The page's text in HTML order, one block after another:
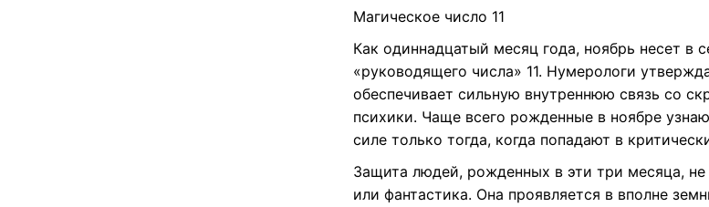
Магическое число 11
Как одиннадцатый месяц года, ноябрь несет в
«руководящего числа» 11. Нумерологи
обеспечивает сильную внутреннюю связь со
психики. Чаще всего рожденные в ноябре
силе только тогда, когда попадают в
Защита людей, рожденных в эти три месяца, не
или фантастика. Она проявляется в вполне